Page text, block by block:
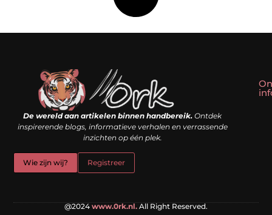
De wereld aan artikelen binnen handbereik. Ontdek
inspirerende blogs, informatieve verhalen en verrassende
inzichten op één plek.
Wie zijn wij? Registreer
@2024 www.0rk.nl. All Right Reserved.